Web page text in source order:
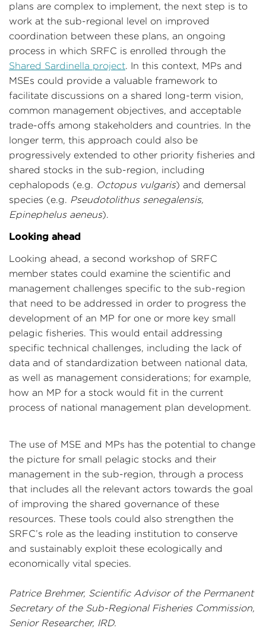
plans are complex to implement, the next step is to
work at the sub-regional level on improved
coordination between these plans, an ongoing
process in which SRFC is enrolled through the
Shared Sardinella project. In this context, MPs and
MSEs could provide a valuable framework to
facilitate discussions on a shared long-term vision,
common management objectives, and acceptable
trade-offs among stakeholders and countries. In the
longer term, this approach could also be
progressively extended to other priority fisheries and
shared stocks in the sub-region, including
cephalopods (e.g. Octopus vulgaris) and demersal
species (e.g. Pseudotolithus senegalensis,
Epinephelus aeneus).
Looking ahead
Looking ahead, a second workshop of SRFC
member states could examine the scientific and
management challenges specific to the sub-region
that need to be addressed in order to progress the
development of an MP for one or more key small
pelagic fisheries. This would entail addressing
specific technical challenges, including the lack of
data and of standardization between national data,
as well as management considerations; for example,
how an MP for a stock would fit in the current
process of national management plan development.
The use of MSE and MPs has the potential to change
the picture for small pelagic stocks and their
management in the sub-region, through a process
that includes all the relevant actors towards the goal
of improving the shared governance of these
resources. These tools could also strengthen the
SRFC’s role as the leading institution to conserve
and sustainably exploit these ecologically and
economically vital species.
Patrice Brehmer, Scientific Advisor of the Permanent
Secretary of the Sub-Regional Fisheries Commission,
Senior Researcher, IRD.